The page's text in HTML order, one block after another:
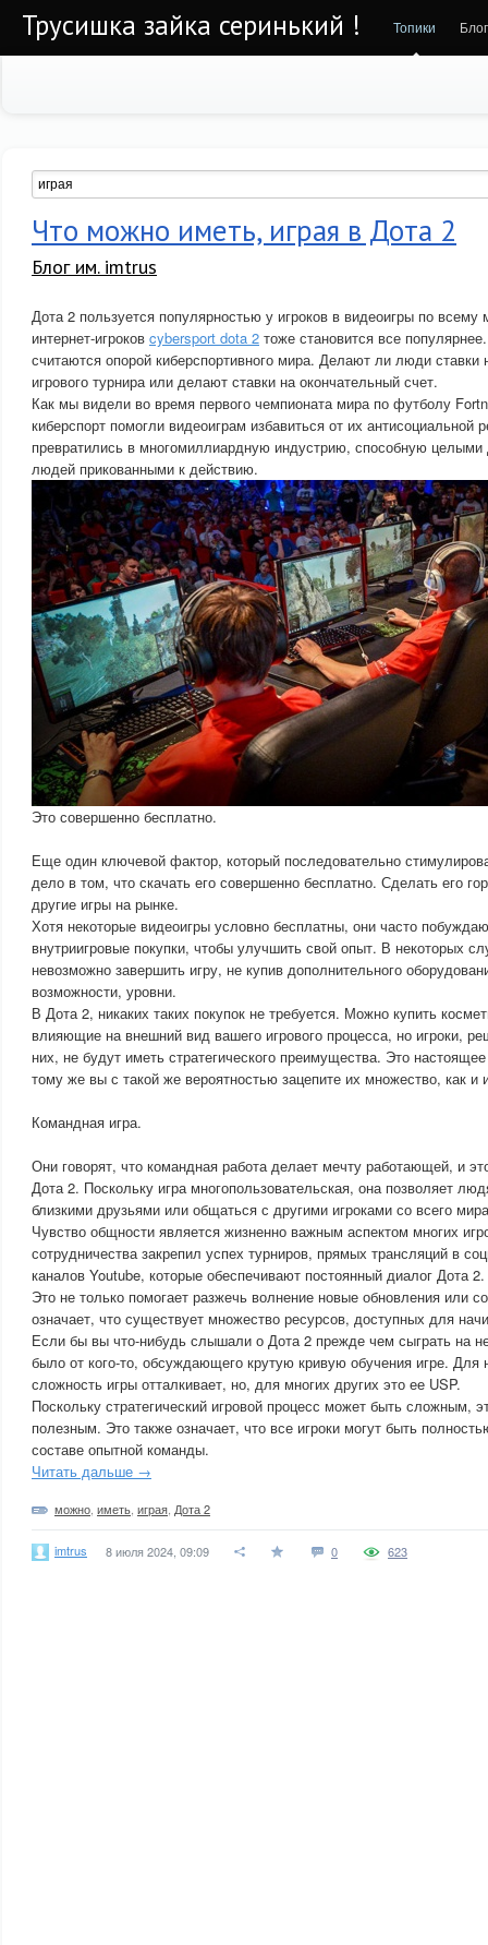
Трусишка зайка серинький ! Топики
Что можно иметь, играя в Дота 2
Блог им. imtrus
Дота 2 пользуется популярностью у игроков в видеоигры по
интернет-игроков cybersport dota 2 тоже становится все
считаются опорой киберспортивного мира. Делают ли люди ставки
игрового турнира или делают ставки на окончательный счет.
Как мы видели во время первого чемпионата мира по футболу
киберспорт помогли видеоиграм избавиться от их антисоциальной
превратились в многомиллиардную индустрию, способную
людей прикованными к действию.
Это совершенно бесплатно.
Еще один ключевой фактор, который последовательно
дело в том, что скачать его совершенно бесплатно. Сделать его
другие игры на рынке.
Хотя некоторые видеоигры условно бесплатны, они часто
внутриигровые покупки, чтобы улучшить свой опыт. В некоторых
невозможно завершить игру, не купив дополнительного
возможности, уровни.
В Дота 2, никаких таких покупок не требуется. Можно купить
влияющие на внешний вид вашего игрового процесса, но игроки,
них, не будут иметь стратегического преимущества. Это
тому же вы с такой же вероятностью зацепите их множество, как и
Командная игра.
Они говорят, что командная работа делает мечту работающей, и
Дота 2. Поскольку игра многопользовательская, она позволяет
близкими друзьями или общаться с другими игроками со всего
Чувство общности является жизненно важным аспектом многих
сотрудничества закрепил успех турниров, прямых трансляций в
каналов Youtube, которые обеспечивают постоянный диалог Дота 2.
Это не только помогает разжечь волнение новые обновления или
означает, что существует множество ресурсов, доступных для
Если бы вы что-нибудь слышали о Дота 2 прежде чем сыграть на
было от кого-то, обсуждающего крутую кривую обучения игре. Для
сложность игры отталкивает, но, для многих других это ее USP.
Поскольку стратегический игровой процесс может быть сложным,
полезным. Это также означает, что все игроки могут быть
составе опытной команды.
Читать дальше →
можно иметь играя Дота 2
imtrus 8 июля 2024, 09:09 0 623